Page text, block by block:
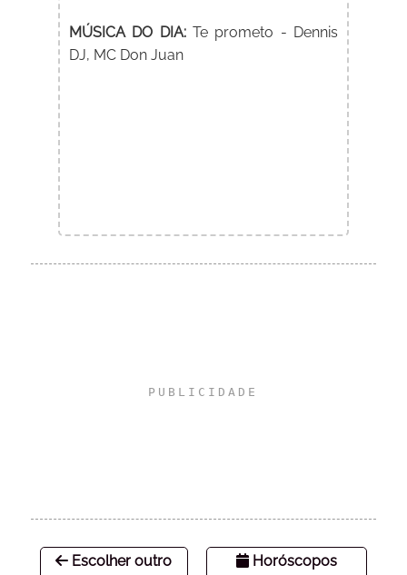
MÚSICA DO DIA:Te prometo - Dennis
DJ, MC Don Juan
Escolher outro
Horóscopos